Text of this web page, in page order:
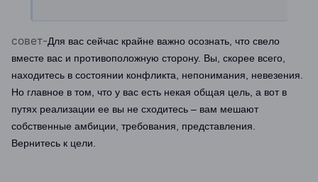
совет-Для вас сейчас крайне важно осознать, что свело
вместе вас и противоположную сторону. Вы, скорее всего,
находитесь в состоянии конфликта, непонимания, невезения.
Но главное в том, что у вас есть некая общая цель, а вот в
путях реализации ее вы не сходитесь – вам мешают
собственные амбиции, требования, представления.
Вернитесь к цели.